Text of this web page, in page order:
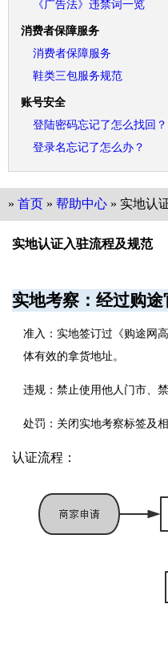
《广告法》违禁词一览
消费者保障服务
消费者保障服务
鞋类三包服务规范
账号安全
登陆密码忘记了怎么找回？
登录名忘记了怎么办？
» 首页 » 帮助中心 » 实地认
实地认证入驻流程及规范
实地考察： 经过购途
准入：实地签订过《购途网
体有效的拿货地址。
违规：禁止使用他人门市、
处罚：关闭实地考察标签及
认证流程：